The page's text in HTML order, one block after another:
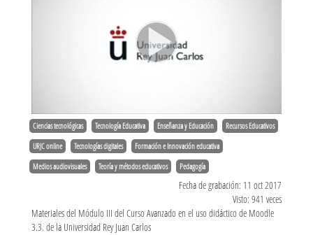
Ciencias tecnológicas Tecnología Educativa Enseñanza y Educación Recursos Educativos
URJC online Tecnologías digitales Formación e Innovación educativa
Medios audiovisuales Teoría y métodos educativos Pedagogía
Fecha de grabación: 11 oct 2017
Visto: 941 veces
Materiales del Módulo III del Curso Avanzado en el uso didáctico de Moodle
3.3. de la Universidad Rey Juan Carlos